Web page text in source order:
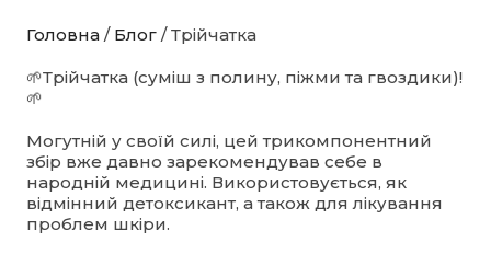
Головна / Блог / Трійчатка
🌱Трійчатка (суміш з полину, піжми та гвоздики)!
🌱
Могутній у своїй силі, цей трикомпонентний
збір вже давно зарекомендував себе в
народній медицині. Використовується, як
відмінний детоксикант, а також для лікування
проблем шкіри.